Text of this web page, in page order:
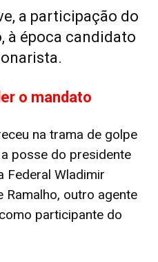
a participação do
à época candidato
o mandato
na trama de golpe
posse do presidente
Federal Wladimir
Ramalho, outro agente
participante do